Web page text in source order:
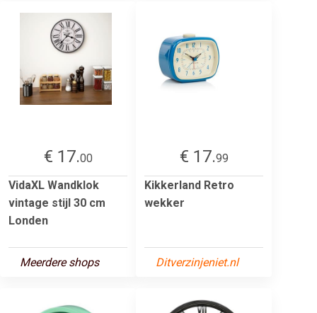
€ 17.00
VidaXL Wandklok
vintage stijl 30 cm
Londen
Meerdere shops
€ 17.99
Kikkerland Retro
wekker
Ditverzinjeniet.nl